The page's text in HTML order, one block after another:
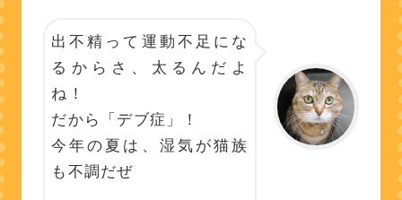
出不精って運動不足にな
るからさ、太るんだよ
ね！
だから「デブ症」！
今年の夏は、湿気が猫族
も不調だぜ